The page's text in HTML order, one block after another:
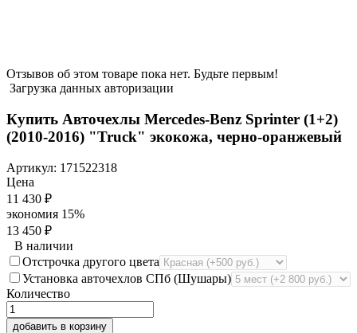
Отзывов об этом товаре пока нет. Будьте первым!
Загрузка данных авторизации
Купить Авточехлы Mercedes-Benz Sprinter (1+2)
(2010-2016) "Truck" экокожа, черно-оранжевый
Артикул: 171522318
Цена
11 430 ₽
экономия 15%
13 450 ₽
В наличии
Отстрочка другого цвета
Установка авточехлов СПб (Шушары)
Количество
добавить в корзину